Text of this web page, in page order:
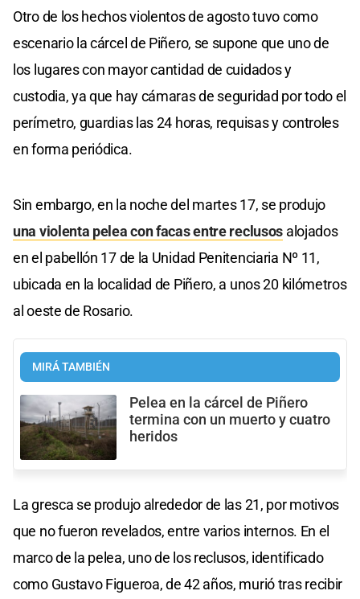
Otro de los hechos violentos de agosto tuvo como
escenario la cárcel de Piñero, se supone que uno de
los lugares con mayor cantidad de cuidados y
custodia, ya que hay cámaras de seguridad por todo el
perímetro, guardias las 24 horas, requisas y controles
en forma periódica.
Sin embargo, en la noche del martes 17, se produjo
una violenta pelea con facas entre reclusos alojados
en el pabellón 17 de la Unidad Penitenciaria Nº 11,
ubicada en la localidad de Piñero, a unos 20 kilómetros
al oeste de Rosario.
MIRÁ TAMBIÉN
Pelea en la cárcel de Piñero
termina con un muerto y cuatro
heridos
La gresca se produjo alrededor de las 21, por motivos
que no fueron revelados, entre varios internos. En el
marco de la pelea, uno de los reclusos, identificado
como Gustavo Figueroa, de 42 años, murió tras recibir